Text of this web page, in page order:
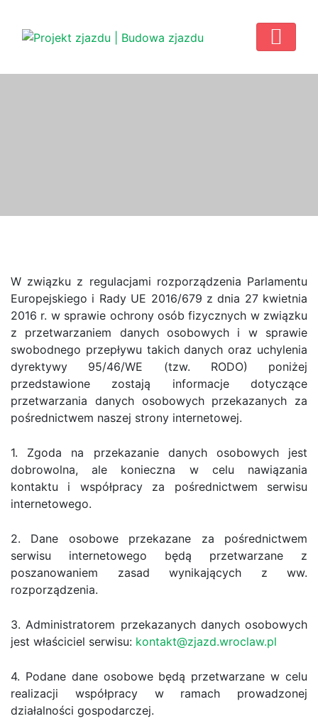
W związku z regulacjami rozporządzenia Parlamentu
Europejskiego i Rady UE 2016/679 z dnia 27 kwietnia
2016 r. w sprawie ochrony osób fizycznych w związku
z przetwarzaniem danych osobowych i w sprawie
swobodnego przepływu takich danych oraz uchylenia
dyrektywy 95/46/WE (tzw. RODO) poniżej
przedstawione zostają informacje dotyczące
przetwarzania danych osobowych przekazanych za
pośrednictwem naszej strony internetowej.
1. Zgoda na przekazanie danych osobowych jest
dobrowolna, ale konieczna w celu nawiązania
kontaktu i współpracy za pośrednictwem serwisu
internetowego.
2. Dane osobowe przekazane za pośrednictwem
serwisu internetowego będą przetwarzane z
poszanowaniem zasad wynikających z ww.
rozporządzenia.
3. Administratorem przekazanych danych osobowych
jest właściciel serwisu: kontakt@zjazd.wroclaw.pl
4. Podane dane osobowe będą przetwarzane w celu
realizacji współpracy w ramach prowadzonej
działalności gospodarczej.